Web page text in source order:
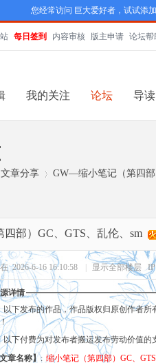
您经常访问 巨大爱好者，试试添
每日签到 内容审核 版主申请 论坛帮
我的关注 论坛 导读
文章分享
›
GW—缩小笔记（第四部
部）GC、GTS、乱伦、sm
2026-6-16 16:10:58 显示全部楼层
详情
以下发布的作品，作品版权归原创作者所
以下付费为对发布者搬运发布劳动价值的
文章名称】: 缩小笔记（第四部）GC、